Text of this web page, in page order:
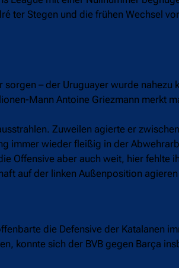
ter Stegen und die frühen Wechsel
– der Uruguayer wurde nahezu
Mann Antoine Griezmann merkt
Zuweilen agierte er
immer wieder fleißig in der
Offensive aber auch weit, hier fehlte
auf der linken Außenposition
die Defensive der Katalanen
konnte sich der BVB gegen Barça